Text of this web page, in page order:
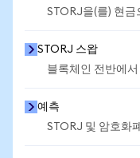
STORJ을(를) 현금
STORJ 스왑
블록체인 전반에
예측
STORJ 및 암호화